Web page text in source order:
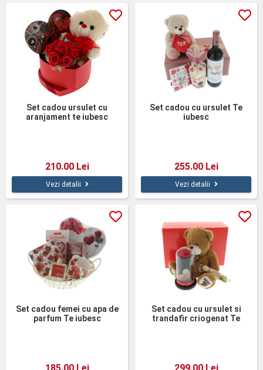
Set cadou ursulet cu
aranjament te iubesc
210.00 Lei
Vezi detalii
Set cadou cu ursulet Te
iubesc
255.00 Lei
Vezi detalii
Set cadou femei cu apa de
parfum Te iubesc
Set cadou cu ursulet si
trandafir criogenat Te